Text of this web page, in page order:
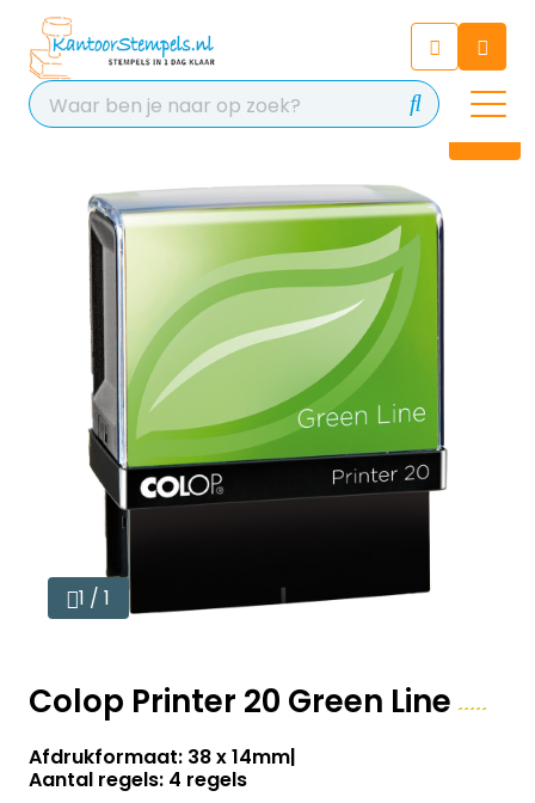
Chat 24/7 met onze chatbot
voor hulp
Contact
1 / 1
Colop Printer 20 Green Line
Afdrukformaat: 38 x 14mm
Aantal regels: 4 regels